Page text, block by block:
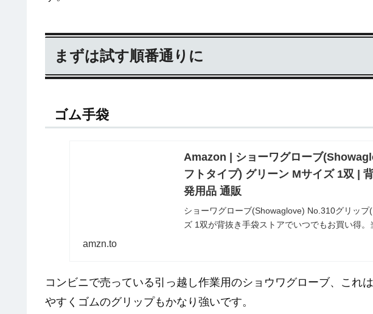
まずは試す順番通りに
ゴム手袋
Amazon | ショーワグローブ
フトタイプ) グリーン Mサイズ 1双 |
発用品 通販
ショーワグローブ(Showaglove) No.310グリッ
ズ 1双が背抜き手袋ストアでいつでもお買い得
amzn.to
コンビニで売っている引っ越し作業用のショウワグローブ、これ
やすくゴムのグリップもかなり強いです。